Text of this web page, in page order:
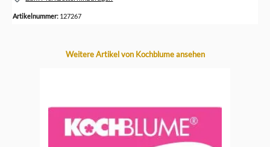
Artikelnummer: 127267
Produktgalerie überspringen
Weitere Artikel von Kochblume ansehen